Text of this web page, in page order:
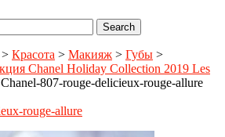
> Красота > Макияж > Губы >
Chanel Holiday Collection 2019 Les
Chanel-807-rouge-delicieux-rouge-allure
rouge-allure